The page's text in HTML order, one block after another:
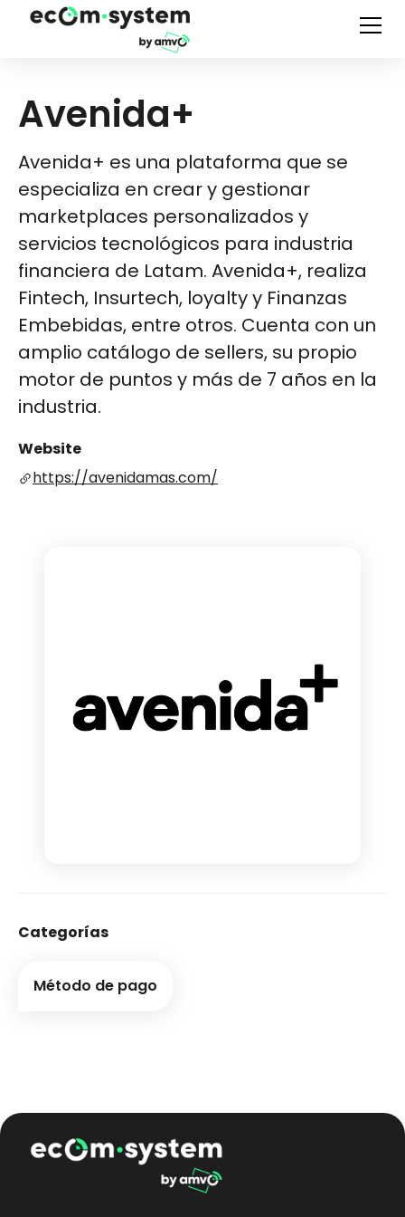
Avenida+
Avenida+ es una plataforma que se
especializa en crear y gestionar
marketplaces personalizados y
servicios tecnológicos para industria
financiera de Latam. Avenida+, realiza
Fintech, Insurtech, loyalty y Finanzas
Embebidas, entre otros. Cuenta con un
amplio catálogo de sellers, su propio
motor de puntos y más de 7 años en la
industria.
Website
https://avenidamas.com/
Categorías
Método de pago